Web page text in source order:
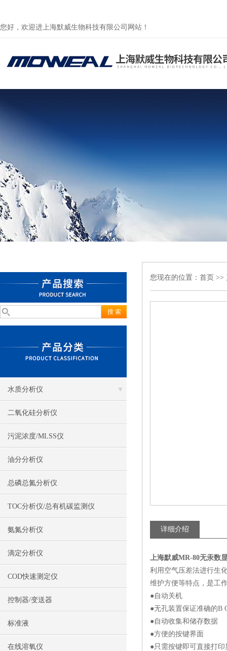
您好，欢迎进上海默威生物科技有限公司网站！
水质分析仪
二氧化硅分析仪
污泥浓度/MLSS仪
油分分析仪
总磷总氮分析仪
TOC分析仪/总有机碳监测仪
氨氮分析仪
滴定分析仪
COD快速测定仪
控制器/变送器
标准液
在线溶氧仪
您现在的位置： 首页 >>
详细介绍
上海默威MR-80无汞数
利用空气压差法进行生
维护方便等特点，是工
●自动关机
●无孔装置保证准确的B
●自动收集和储存数据
●方便的按键界面
●只需按键即可直接打印